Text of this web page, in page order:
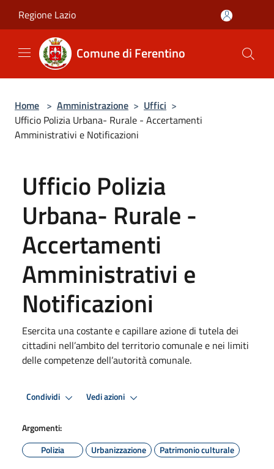
Regione Lazio
Comune di Ferentino
Home > Amministrazione > Uffici >
Ufficio Polizia Urbana- Rurale - Accertamenti
Amministrativi e Notificazioni
Ufficio Polizia
Urbana- Rurale -
Accertamenti
Amministrativi e
Notificazioni
Esercita una costante e capillare azione di tutela dei
cittadini nell’ambito del territorio comunale e nei limiti
delle competenze dell’autorità comunale.
Condividi Vedi azioni
Argomenti:
Polizia
Urbanizzazione Patrimonio culturale